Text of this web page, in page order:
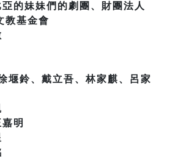
的妹妹們的劇團、財團法人
教基金會
堰鈴、戴立吾、林家麒、呂家
明